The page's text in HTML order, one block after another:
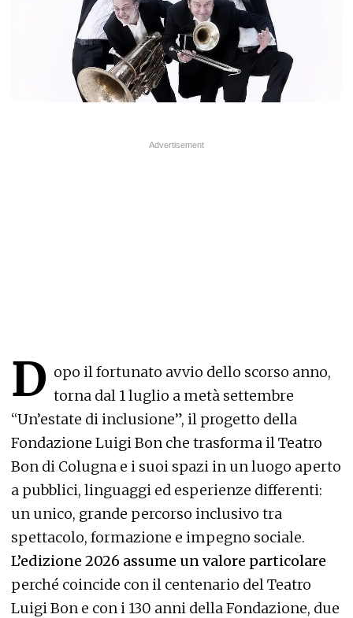
D opo il fortunato avvio dello scorso anno,
torna dal 1 luglio a metà settembre
“Un’estate di inclusione”, il progetto della
Fondazione Luigi Bon che trasforma il Teatro
Bon di Colugna e i suoi spazi in un luogo aperto
a pubblici, linguaggi ed esperienze differenti:
un unico, grande percorso inclusivo tra
spettacolo, formazione e impegno sociale.
L’edizione 2026 assume un valore particolare
perché coincide con il centenario del Teatro
Luigi Bon e con i 130 anni della Fondazione, due